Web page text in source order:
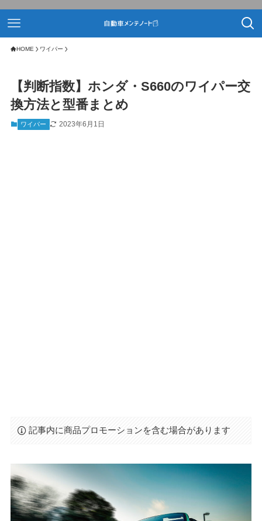
HOME ワイパー
【判断指数】ホンダ・S660のワイパー交
換方法と型番まとめ
ワイパー 2023年6月1日
記事内に商品プロモーションを含む場合があります